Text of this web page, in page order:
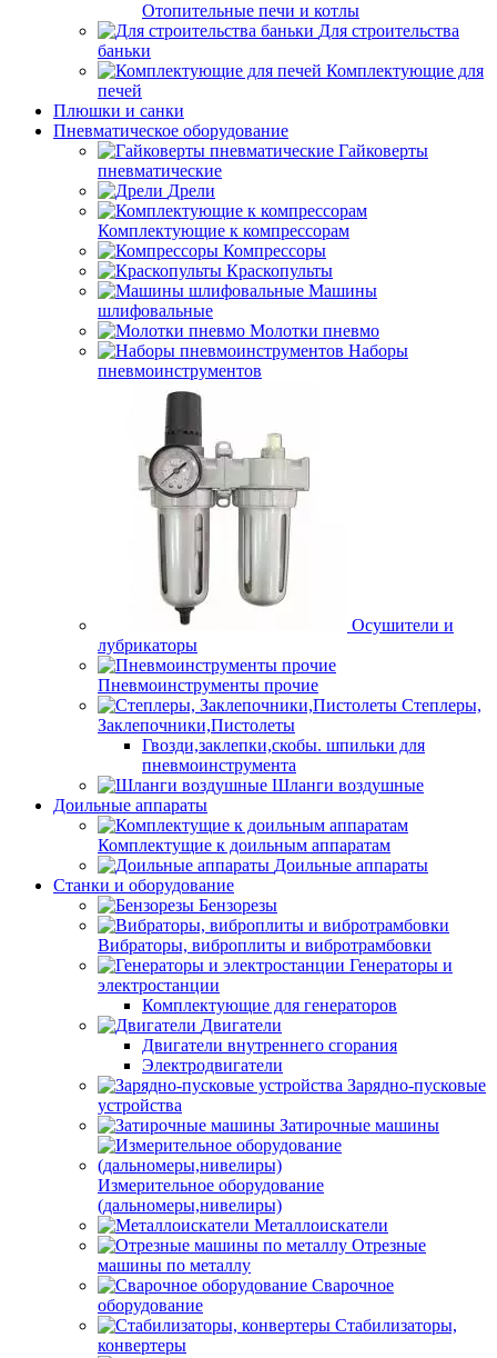
Отопительные печи и котлы
Для строительства
баньки
Комплектующие для
печей
Плюшки и санки
Пневматическое оборудование
Гайковерты
пневматические
Дрели
Комплектующие к компрессорам
Компрессоры
Краскопульты
Машины
шлифовальные
Молотки пневмо
Наборы
пневмоинструментов
Осушители и
лубрикаторы
Пневмоинструменты прочие
Степлеры,
Заклепочники,Пистолеты
Гвозди,заклепки,скобы. шпильки для
пневмоинструмента
Шланги воздушные
Доильные аппараты
Комплектущие к доильным аппаратам
Доильные аппараты
Станки и оборудование
Бензорезы
Вибраторы, виброплиты и вибротрамбовки
Генераторы и
электростанции
Комплектующие для генераторов
Двигатели
Двигатели внутреннего сгорания
Электродвигатели
Зарядно-пусковые
устройства
Затирочные машины
Измерительное оборудование
(дальномеры,нивелиры)
Металлоискатели
Отрезные
машины по металлу
Сварочное
оборудование
Стабилизаторы,
конвертеры